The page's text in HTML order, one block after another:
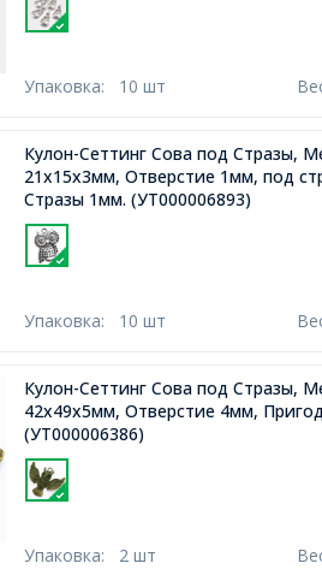
Упаковка: 10 шт
Кулон-Сеттинг Сова под Стразы,
21х15х3мм, Отверстие 1мм, под
Стразы 1мм. (УТ000006893)
Упаковка: 10 шт
Кулон-Сеттинг Сова под Стразы,
42х49х5мм, Отверстие 4мм,
(УТ000006386)
Упаковка: 2 шт